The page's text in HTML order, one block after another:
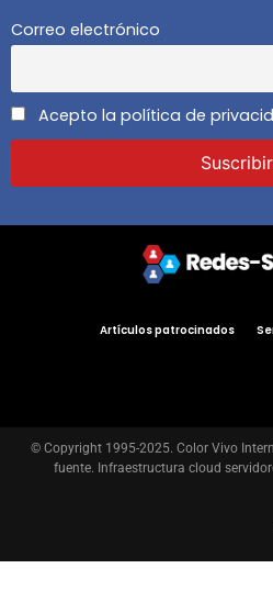
Correo electrónico
Acepto la política de
Artículos patrocinados
© Copyright 1995-2025. Color Vivo
fuente. Infraestructura cloud